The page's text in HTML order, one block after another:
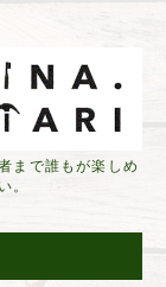
まで誰もが楽しめ
。